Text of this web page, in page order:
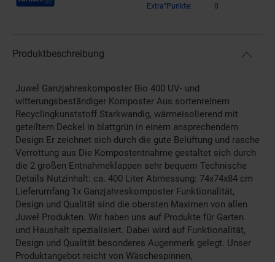
Extra°Punkte:
0
Produktbeschreibung
Juwel Ganzjahreskomposter Bio 400 UV- und
witterungsbeständiger Komposter Aus sortenreinem
Recyclingkunststoff Starkwandig, wärmeisolierend mit
geteiltem Deckel in blattgrün in einem ansprechendem
Design Er zeichnet sich durch die gute Belüftung und rasche
Verrottung aus Die Kompostentnahme gestaltet sich durch
die 2 großen Entnahmeklappen sehr bequem Technische
Details Nutzinhalt: ca. 400 Liter Abmessung: 74x74x84 cm
Lieferumfang 1x Ganzjahreskomposter Funktionalität,
Design und Qualität sind die obersten Maximen von allen
Juwel Produkten. Wir haben uns auf Produkte für Garten
und Haushalt spezialisiert. Dabei wird auf Funktionalität,
Design und Qualität besonderes Augenmerk gelegt. Unser
Produktangebot reicht von Wäschespinnen,